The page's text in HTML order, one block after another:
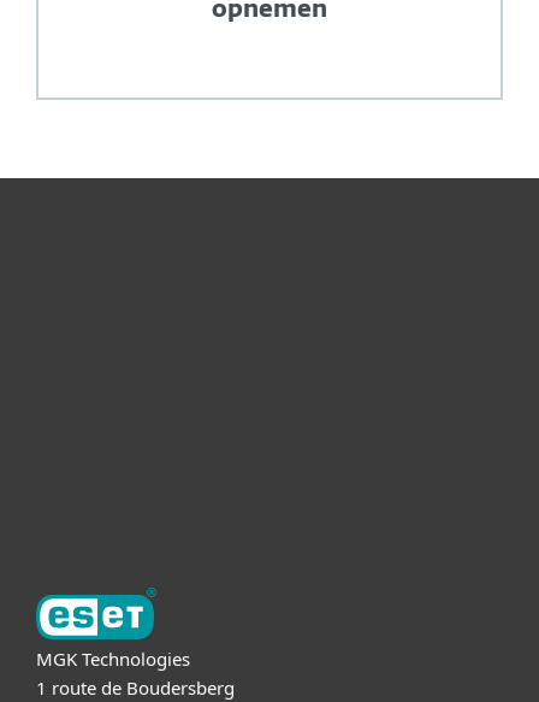
opnemen
MGK Technologies
1 route de Boudersberg